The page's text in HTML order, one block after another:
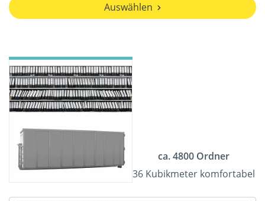
Auswählen
ca. 4800 Ordner
36 Kubikmeter komfortabel